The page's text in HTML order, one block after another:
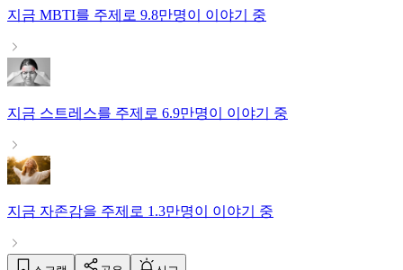
지금 MBTI를 주제로 9.8만명이 이야기 중
지금 스트레스를 주제로 6.9만명이 이야기 중
지금 자존감을 주제로 1.3만명이 이야기 중